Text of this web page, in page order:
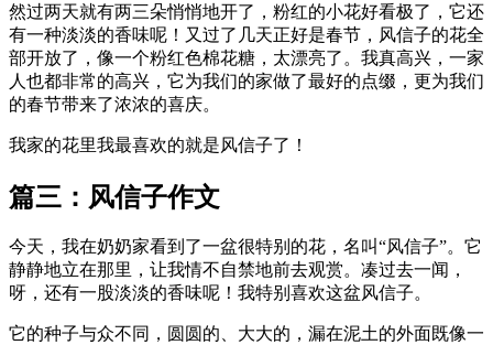
然过两天就有两三朵悄悄地开了，粉红的小花好看极了，它还
有一种淡淡的香味呢！又过了几天正好是春节，风信子的花全
部开放了，像一个粉红色棉花糖，太漂亮了。我真高兴，一家
人也都非常的高兴，它为我们的家做了最好的点缀，更为我们
的春节带来了浓浓的喜庆。
我家的花里我最喜欢的就是风信子了！
篇三：风信子作文
今天，我在奶奶家看到了一盆很特别的花，名叫“风信子”。它
静静地立在那里，让我情不自禁地前去观赏。凑过去一闻，
呀，还有一股淡淡的香味呢！我特别喜欢这盆风信子。
它的种子与众不同，圆圆的、大大的，漏在泥土的外面既像一